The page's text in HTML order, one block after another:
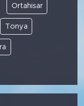
Ortahisar
Tonya